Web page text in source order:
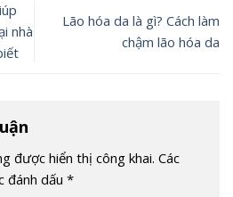
nhà
Lão hóa da là gì? Cách làm
chậm lão hóa da
được hiển thị công khai. Các
đánh dấu *